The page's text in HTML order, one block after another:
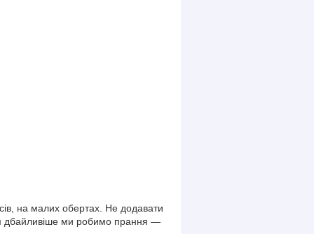
на малих обертах. Не додавати
дбайливіше ми робимо прання —